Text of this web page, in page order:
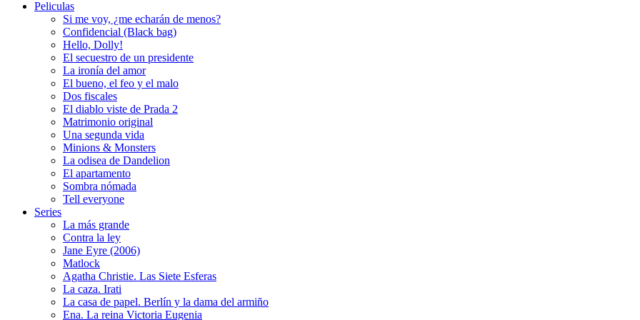
Peliculas
Si me voy, ¿me echarán de menos?
Confidencial (Black bag)
Hello, Dolly!
El secuestro de un presidente
La ironía del amor
El bueno, el feo y el malo
Dos fiscales
El diablo viste de Prada 2
Matrimonio original
Una segunda vida
Minions & Monsters
La odisea de Dandelion
El apartamento
Sombra nómada
Tell everyone
Series
La más grande
Contra la ley
Jane Eyre (2006)
Matlock
Agatha Christie. Las Siete Esferas
La caza. Irati
La casa de papel. Berlín y la dama del armiño
Ena. La reina Victoria Eugenia